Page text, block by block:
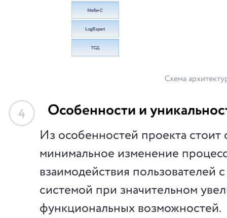
Схема
4 Особенности и
Из особенностей проекта стоит
минимальное изменение
взаимодействия пользователей
системой при значительном
функциональных возможностей.